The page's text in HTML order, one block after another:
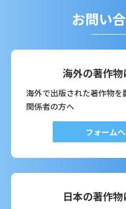
お問い
海外の著作物
海外で出版された著作物
関係者の方へ
フォームへ
日本の著作